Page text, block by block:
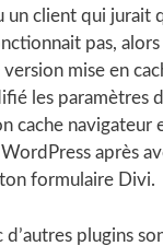
un client qui jurait
pas, alors
mise en
les paramètres
cache navigateur
après
formulaire Divi.
d’autres plugins